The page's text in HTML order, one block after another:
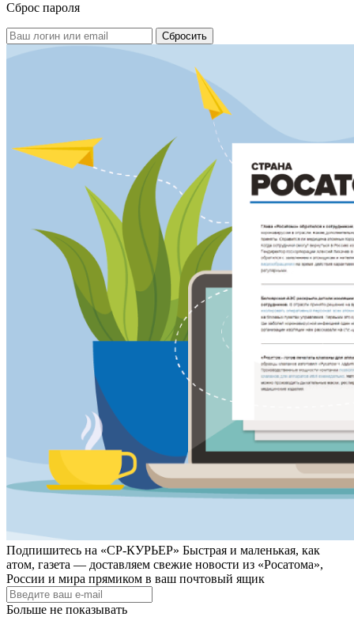
Сброс пароля
Подпишитесь на «СР-КУРЬЕР» Быстрая и маленькая, как
атом, газета — доставляем свежие новости из «Росатома»,
России и мира прямиком в ваш почтовый ящик
Больше не показывать